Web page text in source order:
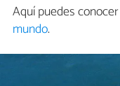
Aquí puedes
mundo.